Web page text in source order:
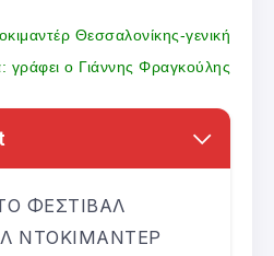
Θεσσαλονίκης-γενική
γράφει ο Γιάννης Φραγκούλης
ΦΕΣΤΙΒΑΛ
ΝΤΟΚΙΜΑΝΤΕΡ